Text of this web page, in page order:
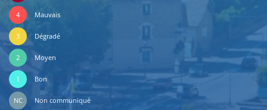
4 Mauvais
3 Dégradé
2 Moyen
1 Bon
NC Non communiqué